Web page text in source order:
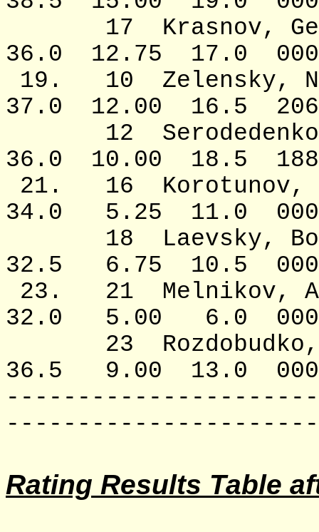
17 Krasnov,
36.0 12.75 17.0
19. 10
37.0 12.00 16.5
12
36.0 10.00 18.5
21. 16
34.0 5.25 11.0
18
32.5 6.75 10.5
23. 21
32.0 5.00 6.0 0000
23
36.5 9.00 13.0
Rating Results Table